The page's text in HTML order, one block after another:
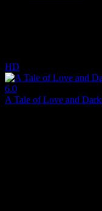
HD
6.0
A Tale of Love and